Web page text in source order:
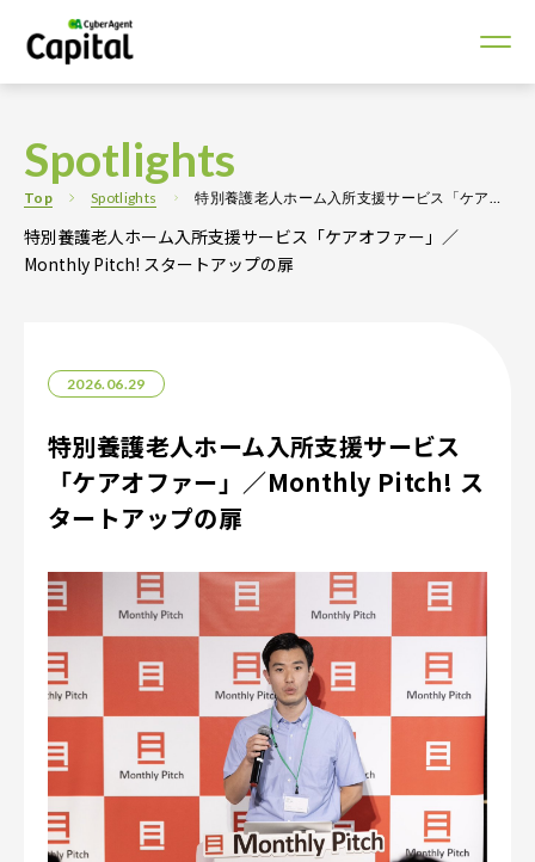
Spotlights
特別養護老人ホーム入所支援サービス「ケアオファー」／
Monthly Pitch! スタートアップの扉
Top Spotlights 特別養護老人ホーム入所支援サービス「ケアオファー」／Monthly Pitch! スタートアップの扉
2026.06.29
特別養護老人ホーム入所支援サービス
「ケアオファー」／Monthly Pitch! ス
タートアップの扉